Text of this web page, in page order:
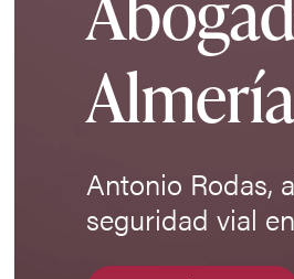
Antonio Rodas,
seguridad vial